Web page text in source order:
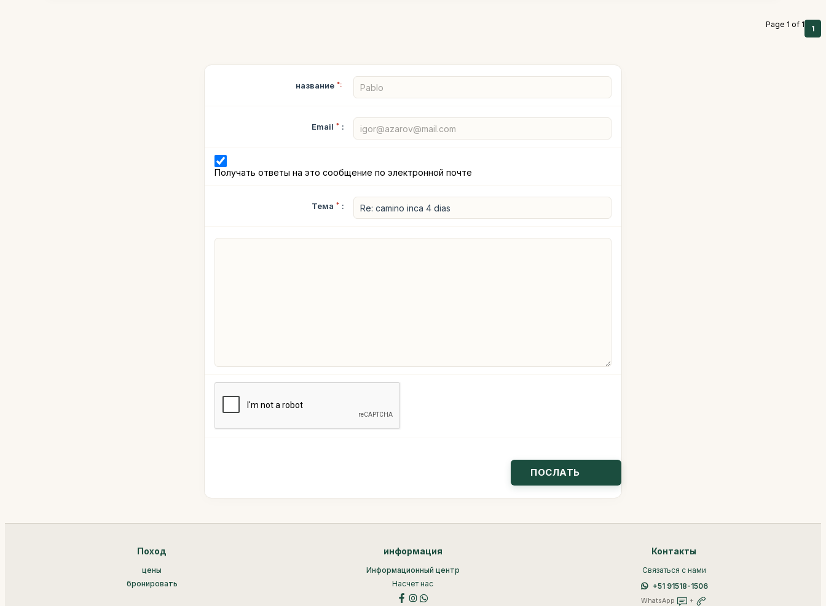
Page 1 of 1 1
название *:
Email * :
Получать ответы на это сообщение по электронной почте
Тема * :
Поход
цены
бронировать
информация
Информационный центр
Насчет нас
Контакты
Связаться с нами
+51 91518-1506
WhatsApp +